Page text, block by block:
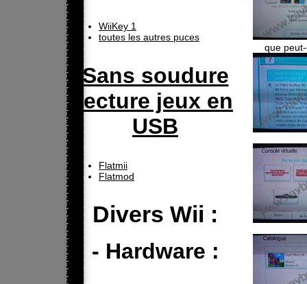
WiiKey 1
toutes les autres puces
Sans soudure
lecture jeux en
USB
Flatmii
Flatmod
Divers Wii :
- Hardware :
que